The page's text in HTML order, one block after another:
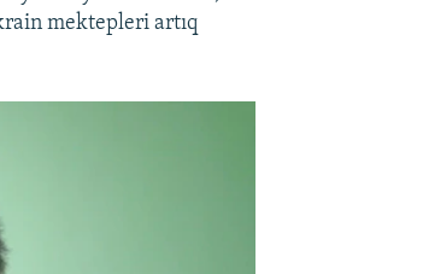
mektepleri artıq